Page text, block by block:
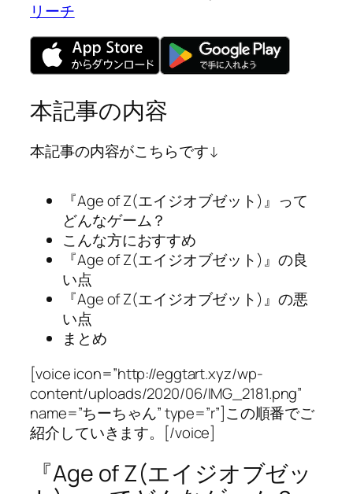
リーチ
本記事の内容
本記事の内容がこちらです↓
『Age of Z(エイジオブゼット)』って
どんなゲーム？
こんな方におすすめ
『Age of Z(エイジオブゼット)』の良
い点
『Age of Z(エイジオブゼット)』の悪
い点
まとめ
[voice icon=”http://eggtart.xyz/wp-
content/uploads/2020/06/IMG_2181.png”
name=”ちーちゃん” type=”r”]この順番でご
紹介していきます。[/voice]
『Age of Z(エイジオブゼッ